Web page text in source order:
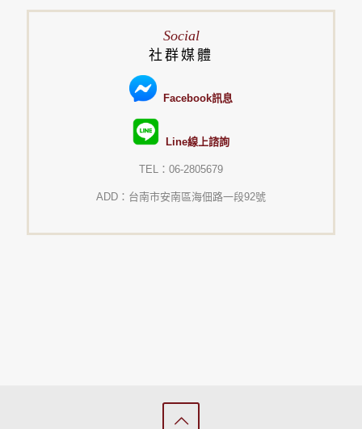
Social
社群媒體
Facebook訊息
Line線上諮詢
TEL：06-2805679
ADD：台南市安南區海佃路一段92號